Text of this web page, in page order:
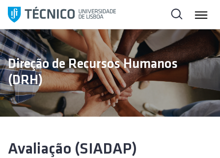
l
t
a
r
p
a
a
Direção de Recursos Humanos
(DRH)
Avaliação (SIADAP)